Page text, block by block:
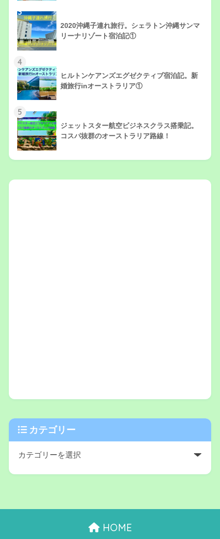
3
2020沖縄子連れ旅行。シェラトン沖縄サンマ
リーナリゾート宿泊記①
4
ヒルトンケアンズエグゼクティブ宿泊記。新
婚旅行inオーストラリア①
5
ジェットスター航空ビジネスクラス搭乗記。
コスパ抜群のオーストラリア路線！
カテゴリー
HOME